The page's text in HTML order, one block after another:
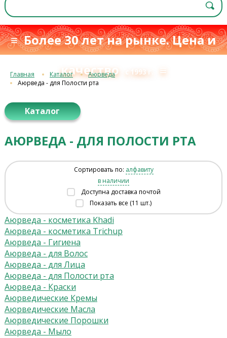
≡ Более 30 лет на рынке. Цена и
качество
с 1993 г. ≡
Главная Каталог
Аюрведа
Аюрведа - для Полости рта
Каталог
АЮРВЕДА - ДЛЯ ПОЛОСТИ РТА
Сортировать по: алфавиту
в наличии
Доступна доставка почтой
Показать все (11 шт.)
Аюрведа - косметика Khadi
Аюрведа - косметика Trichup
Аюрведа - Гигиена
Аюрведа - для Волос
Аюрведа - для Лица
Аюрведа - для Полости рта
Аюрведа - Краски
Аюрведические Кремы
Аюрведические Масла
Аюрведические Порошки
Аюрведа - Мыло